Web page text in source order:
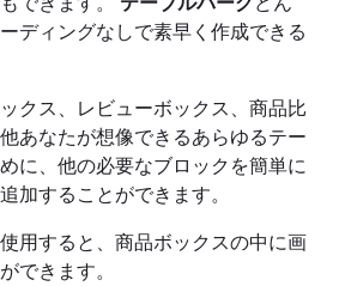
ディングなしで素早く作成できる
クス、レビューボックス、商品比
あなたが想像できるあらゆるテー
に、他の必要なブロックを簡単に
加することができます。
用すると、商品ボックスの中に画
できます。